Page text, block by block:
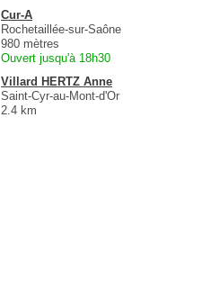
Cur-A
Rochetaillée-sur-Saône
980 mètres
Ouvert jusqu'à 18h30
Villard HERTZ Anne
Saint-Cyr-au-Mont-d'Or
2.4 km